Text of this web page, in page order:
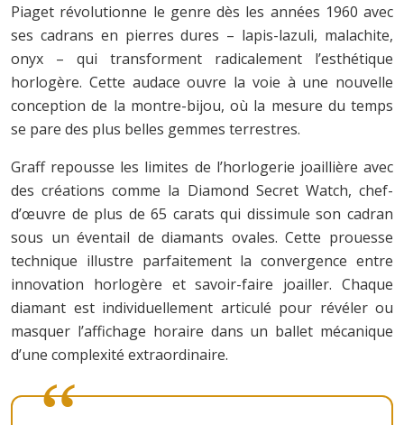
Piaget révolutionne le genre dès les années 1960 avec
ses cadrans en pierres dures – lapis-lazuli, malachite,
onyx – qui transforment radicalement l’esthétique
horlogère. Cette audace ouvre la voie à une nouvelle
conception de la montre-bijou, où la mesure du temps
se pare des plus belles gemmes terrestres.
Graff repousse les limites de l’horlogerie joaillière avec
des créations comme la Diamond Secret Watch, chef-
d’œuvre de plus de 65 carats qui dissimule son cadran
sous un éventail de diamants ovales. Cette prouesse
technique illustre parfaitement la convergence entre
innovation horlogère et savoir-faire joailler. Chaque
diamant est individuellement articulé pour révéler ou
masquer l’affichage horaire dans un ballet mécanique
d’une complexité extraordinaire.